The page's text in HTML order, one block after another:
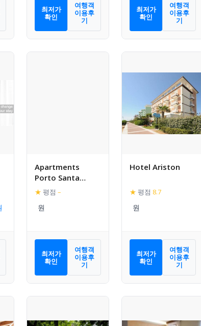
최저가
확인
여행객
이용후
기
최저가
확인
여행객
이용후
기
Apartments
Porto Santa
Margherita
★ 평점 –
최저가
확인
여행객
이용후
기
Hotel Ariston
★ 평점 8.7
최저가
확인
여행객
이용후
기